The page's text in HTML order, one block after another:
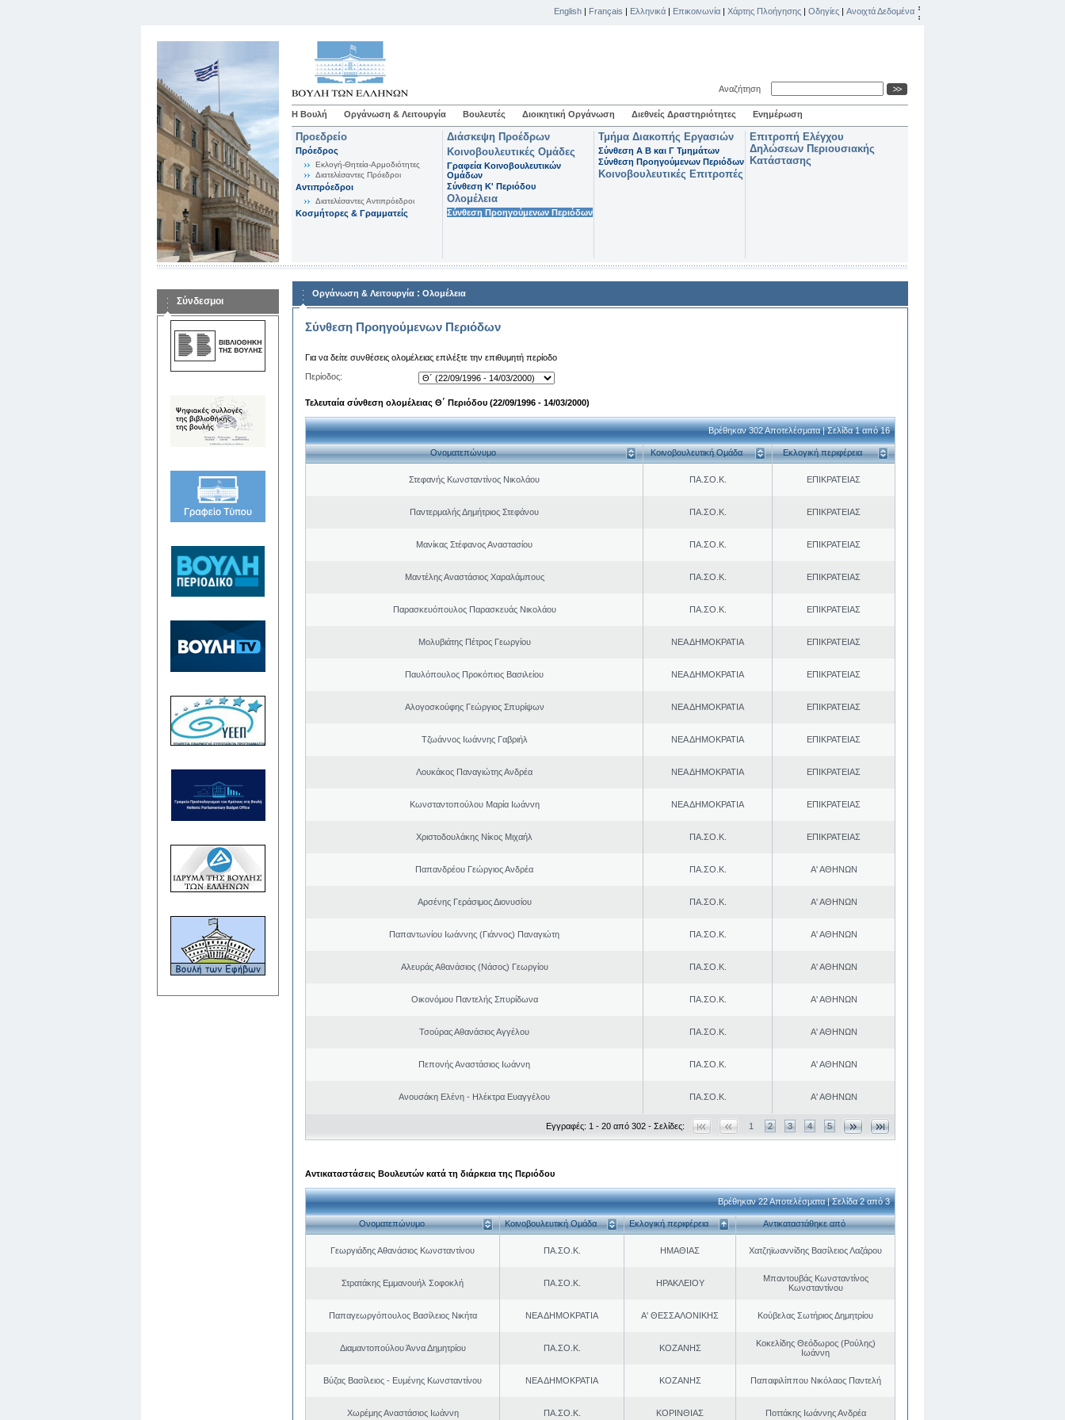
English | Français | Ελληνικά | Επικοινωνία | Χάρτης Πλοήγησης | Οδηγίες | Ανοιχτά Δεδομένα
Αναζήτηση
Η Βουλή Οργάνωση & Λειτουργία Βουλευτές Διοικητική Οργάνωση Διεθνείς Δραστηριότητες Ενημέρωση
Προεδρείο
Πρόεδρος
Εκλογή-Θητεία-Αρμοδιότητες
Διατελέσαντες Πρόεδροι
Αντιπρόεδροι
Διατελέσαντες Αντιπρόεδροι
Κοσμήτορες & Γραμματείς
Διάσκεψη Προέδρων
Κοινοβουλευτικές Ομάδες
Γραφεία Κοινοβουλευτικών
Ομάδων
Σύνθεση K' Περιόδου
Ολομέλεια
Σύνθεση Προηγούμενων Περιόδων
Τμήμα Διακοπής Εργασιών
Σύνθεση Α Β και Γ Τμημάτων
Σύνθεση Προηγούμενων Περιόδων
Κοινοβουλευτικές Επιτροπές
Επιτροπή Ελέγχου
Δηλώσεων Περιουσιακής
Κατάστασης
Σύνδεσμοι
Οργάνωση & Λειτουργία : Ολομέλεια
Σύνθεση Προηγούμενων Περιόδων
Για να δείτε συνθέσεις ολομέλειας επιλέξτε την επιθυμητή περίοδο
Περίοδος:
Τελευταία σύνθεση ολομέλειας Θ΄ Περιόδου (22/09/1996 - 14/03/2000)
Βρέθηκαν 302 Αποτελέσματα | Σελίδα 1 από 16
Ονοματεπώνυμο Κοινοβουλευτική Ομάδα Εκλογική περιφέρεια
Στεφανής Κωνσταντίνος Νικολάου ΠΑ.ΣΟ.Κ. ΕΠΙΚΡΑΤΕΙΑΣ
Παντερμαλής Δημήτριος Στεφάνου ΠΑ.ΣΟ.Κ. ΕΠΙΚΡΑΤΕΙΑΣ
Μανίκας Στέφανος Αναστασίου ΠΑ.ΣΟ.Κ. ΕΠΙΚΡΑΤΕΙΑΣ
Μαντέλης Αναστάσιος Χαραλάμπους ΠΑ.ΣΟ.Κ. ΕΠΙΚΡΑΤΕΙΑΣ
Παρασκευόπουλος Παρασκευάς Νικολάου ΠΑ.ΣΟ.Κ. ΕΠΙΚΡΑΤΕΙΑΣ
Μολυβιάτης Πέτρος Γεωργίου ΝΕΑ ΔΗΜΟΚΡΑΤΙΑ ΕΠΙΚΡΑΤΕΙΑΣ
Παυλόπουλος Προκόπιος Βασιλείου ΝΕΑ ΔΗΜΟΚΡΑΤΙΑ ΕΠΙΚΡΑΤΕΙΑΣ
Αλογοσκούφης Γεώργιος Σπυρίψων ΝΕΑ ΔΗΜΟΚΡΑΤΙΑ ΕΠΙΚΡΑΤΕΙΑΣ
Τζωάννος Ιωάννης Γαβριήλ ΝΕΑ ΔΗΜΟΚΡΑΤΙΑ ΕΠΙΚΡΑΤΕΙΑΣ
Λουκάκος Παναγιώτης Ανδρέα ΝΕΑ ΔΗΜΟΚΡΑΤΙΑ ΕΠΙΚΡΑΤΕΙΑΣ
Κωνσταντοπούλου Μαρία Ιωάννη ΝΕΑ ΔΗΜΟΚΡΑΤΙΑ ΕΠΙΚΡΑΤΕΙΑΣ
Χριστοδουλάκης Νίκος Μιχαήλ ΠΑ.ΣΟ.Κ. ΕΠΙΚΡΑΤΕΙΑΣ
Παπανδρέου Γεώργιος Ανδρέα ΠΑ.ΣΟ.Κ. Α' ΑΘΗΝΩΝ
Αρσένης Γεράσιμος Διονυσίου ΠΑ.ΣΟ.Κ. Α' ΑΘΗΝΩΝ
Παπαντωνίου Ιωάννης (Γιάννος) Παναγιώτη ΠΑ.ΣΟ.Κ. Α' ΑΘΗΝΩΝ
Αλευράς Αθανάσιος (Νάσος) Γεωργίου ΠΑ.ΣΟ.Κ. Α' ΑΘΗΝΩΝ
Οικονόμου Παντελής Σπυρίδωνα ΠΑ.ΣΟ.Κ. Α' ΑΘΗΝΩΝ
Τσούρας Αθανάσιος Αγγέλου ΠΑ.ΣΟ.Κ. Α' ΑΘΗΝΩΝ
Πεπονής Αναστάσιος Ιωάννη ΠΑ.ΣΟ.Κ. Α' ΑΘΗΝΩΝ
Ανουσάκη Ελένη - Ηλέκτρα Ευαγγέλου ΠΑ.ΣΟ.Κ. Α' ΑΘΗΝΩΝ
Εγγραφές: 1 - 20 από 302 - Σελίδες: 1 2 3 4 5
Αντικαταστάσεις Βουλευτών κατά τη διάρκεια της Περιόδου
Βρέθηκαν 22 Αποτελέσματα | Σελίδα 2 από 3
Ονοματεπώνυμο Κοινοβουλευτική Ομάδα Εκλογική περιφέρεια Αντικαταστάθηκε από
Γεωργιάδης Αθανάσιος Κωνσταντίνου ΠΑ.ΣΟ.Κ. ΗΜΑΘΙΑΣ Χατζηϊωαννίδης Βασίλειος Λαζάρου
Στρατάκης Εμμανουήλ Σοφοκλή ΠΑ.ΣΟ.Κ. ΗΡΑΚΛΕΙΟΥ
Μπαντουβάς Κωνσταντίνος
Κωνσταντίνου
Παπαγεωργόπουλος Βασίλειος Νικήτα ΝΕΑ ΔΗΜΟΚΡΑΤΙΑ Α' ΘΕΣΣΑΛΟΝΙΚΗΣ Κούβελας Σωτήριος Δημητρίου
Διαμαντοπούλου Άννα Δημητρίου ΠΑ.ΣΟ.Κ. ΚΟΖΑΝΗΣ
Κοκελίδης Θεόδωρος (Ρούλης)
Ιωάννη
Βύζας Βασίλειος - Ευμένης Κωνσταντίνου ΝΕΑ ΔΗΜΟΚΡΑΤΙΑ ΚΟΖΑΝΗΣ Παπαφιλίππου Νικόλαος Παντελή
Χωρέμης Αναστάσιος Ιωάννη ΠΑ.ΣΟ.Κ. ΚΟΡΙΝΘΙΑΣ Ποττάκης Ιωάννης Ανδρέα